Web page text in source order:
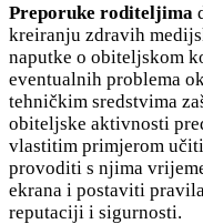
Preporuke roditeljima
kreiranju zdravih
naputke o obiteljskom
eventualnih problema
tehničkim sredstvima
obiteljske aktivnosti
vlastitim primjerom
provoditi s njima
ekrana i postaviti
reputaciji i sigurnosti.